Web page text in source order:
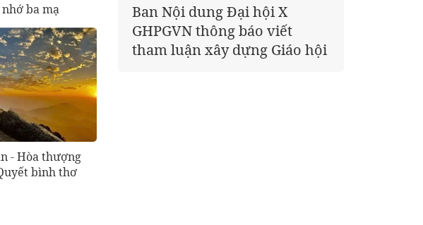
ba mạ
- Hòa thượng
bình thơ
Giáo hội kêu gọi Tăng Ni,
Phật tử cả nước thể hiện tấm
lòng tri ân trọn vẹn nghĩa